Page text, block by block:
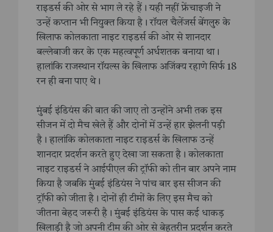
राइडर्स की ओर से भाग ले रहे हैं। यही नहीं फ्रेंचाइजी ने
उन्हें कप्तान भी नियुक्त किया है। रॉयल चैलेंजर्स बेंगलुरु के
खिलाफ कोलकाता नाइट राइडर्स की ओर से शानदार
बल्लेबाजी कर के एक महत्वपूर्ण अर्धशतक बनाया था।
हालांकि राजस्थान रॉयल्स के खिलाफ अजिंक्य रहाणे सिर्फ 18
रन ही बना पाए थे।
मुंबई इंडियंस की बात की जाए तो उन्होंने अभी तक इस
सीजन में दो मैच खेले हैं और दोनों में उन्हें हार झेलनी पड़ी
है। हालांकि कोलकाता नाइट राइडर्स के खिलाफ उन्हें
शानदार प्रदर्शन करते हुए देखा जा सकता है। कोलकाता
नाइट राइडर्स ने आईपीएल की ट्रॉफी को तीन बार अपने नाम
किया है जबकि मुंबई इंडियंस ने पांच बार इस सीजन की
ट्रॉफी को जीता है। दोनों ही टीमों के लिए इस मैच को
जीतना बेहद जरूरी है। मुंबई इंडियंस के पास कई धाकड़
खिलाड़ी है जो अपनी टीम की ओर से बेहतरीन प्रदर्शन करते